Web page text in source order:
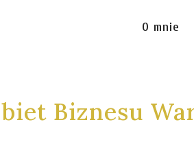
O mnie
Biznesu